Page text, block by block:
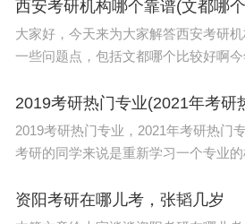
大家好，今天来为大家解答西安考研
一些问题点，包括文都哪个比较好啊
起来看看吧！如果解决了您的问题，还
2019考研热门专业(2021年考研
2019考研热门专业，2021年考研热门
考研的同学来说是重新学习一个专业
专业的同学来说想要跨专业应该看哪些
资阳考研在哪儿考，张韬几岁